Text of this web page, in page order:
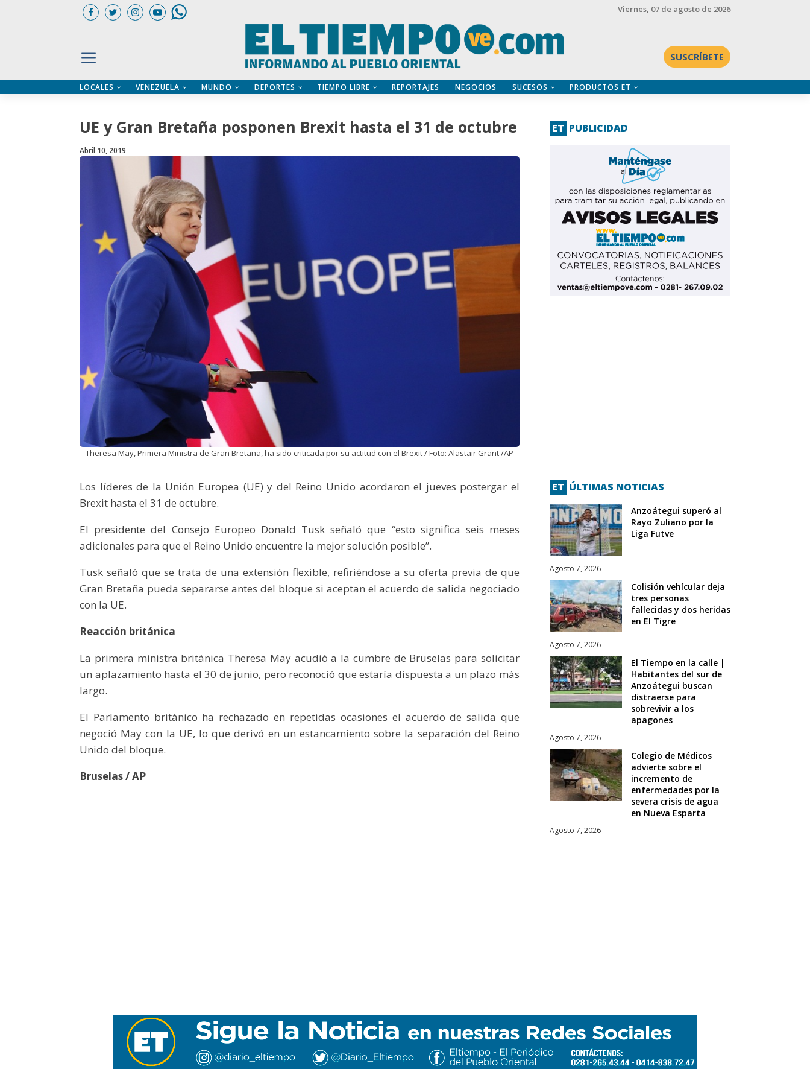
Viernes, 07 de agosto de 2026
SUSCRÍBETE
LOCALES VENEZUELA MUNDO DEPORTES TIEMPO LIBRE REPORTAJES NEGOCIOS SUCESOS PRODUCTOS ET
UE y Gran Bretaña posponen Brexit hasta el 31 de octubre
Abril 10, 2019
Theresa May, Primera Ministra de Gran Bretaña, ha sido criticada por su actitud con el Brexit / Foto: Alastair Grant /AP
Los líderes de la Unión Europea (UE) y del Reino Unido acordaron el jueves postergar el
Brexit hasta el 31 de octubre.
El presidente del Consejo Europeo Donald Tusk señaló que “esto significa seis meses
adicionales para que el Reino Unido encuentre la mejor solución posible”.
Tusk señaló que se trata de una extensión flexible, refiriéndose a su oferta previa de que
Gran Bretaña pueda separarse antes del bloque si aceptan el acuerdo de salida negociado
con la UE.
Reacción británica
La primera ministra británica Theresa May acudió a la cumbre de Bruselas para solicitar
un aplazamiento hasta el 30 de junio, pero reconoció que estaría dispuesta a un plazo más
largo.
El Parlamento británico ha rechazado en repetidas ocasiones el acuerdo de salida que
negoció May con la UE, lo que derivó en un estancamiento sobre la separación del Reino
Unido del bloque.
Bruselas / AP
ET PUBLICIDAD
ET ÚLTIMAS NOTICIAS
Anzoátegui superó al
Rayo Zuliano por la
Liga Futve
Agosto 7, 2026
Colisión vehícular deja
tres personas
fallecidas y dos heridas
en El Tigre
Agosto 7, 2026
El Tiempo en la calle |
Habitantes del sur de
Anzoátegui buscan
distraerse para
sobrevivir a los
apagones
Agosto 7, 2026
Colegio de Médicos
advierte sobre el
incremento de
enfermedades por la
severa crisis de agua
en Nueva Esparta
Agosto 7, 2026